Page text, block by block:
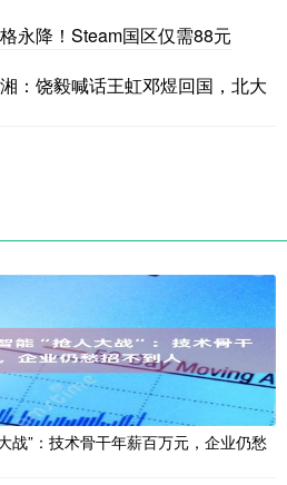
永降！Steam国区仅需88元
：饶毅喊话王虹邓煜回国，北大
战”：技术骨干年薪百万元，企业仍愁